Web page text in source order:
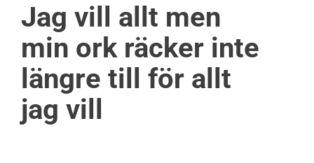
Jag vill allt men
min ork räcker inte
längre till för allt
jag vill